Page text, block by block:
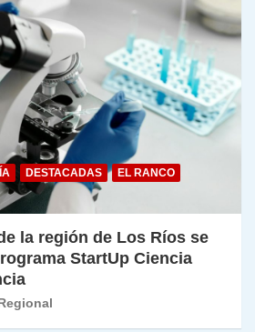
DESTACADAS
EL RANCO
la región de Los Ríos se
StartUp Ciencia